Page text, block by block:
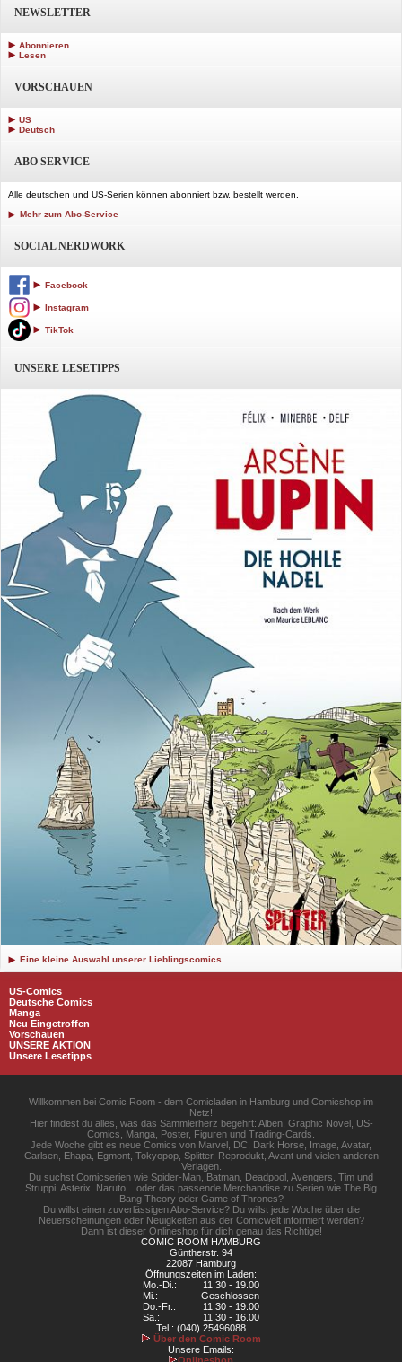
NEWSLETTER
Abonnieren
Lesen
VORSCHAUEN
US
Deutsch
ABO SERVICE
Alle deutschen und US-Serien können abonniert bzw. bestellt werden.
Mehr zum Abo-Service
SOCIAL NERDWORK
Facebook
Instagram
TikTok
UNSERE LESETIPPS
Eine kleine Auswahl unserer Lieblingscomics
US-Comics
Deutsche Comics
Manga
Neu Eingetroffen
Vorschauen
UNSERE AKTION
Unsere Lesetipps
Willkommen bei Comic Room - dem Comicladen in Hamburg und Comicshop im
Netz!
Hier findest du alles, was das Sammlerherz begehrt: Alben, Graphic Novel, US-
Comics, Manga, Poster, Figuren und Trading-Cards.
Jede Woche gibt es neue Comics von Marvel, DC, Dark Horse, Image, Avatar,
Carlsen, Ehapa, Egmont, Tokyopop, Splitter, Reprodukt, Avant und vielen anderen
Verlagen.
Du suchst Comicserien wie Spider-Man, Batman, Deadpool, Avengers, Tim und
Struppi, Asterix, Naruto... oder das passende Merchandise zu Serien wie The Big
Bang Theory oder Game of Thrones?
Du willst einen zuverlässigen Abo-Service? Du willst jede Woche über die
Neuerscheinungen oder Neuigkeiten aus der Comicwelt informiert werden?
Dann ist dieser Onlineshop für dich genau das Richtige!
COMIC ROOM HAMBURG
Güntherstr. 94
22087 Hamburg
Öffnungszeiten im Laden:
Mo.-Di.:
11.30 - 19.00
Mi.:
Geschlossen
Do.-Fr.:
11.30 - 19.00
Sa.:
11.30 - 16.00
Tel.: (040) 25496088
Über den Comic Room
Unsere Emails: